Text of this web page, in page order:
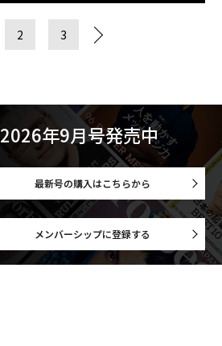
2 3
2026年9月号発売中
最新号の購入はこちらから
メンバーシップに登録する